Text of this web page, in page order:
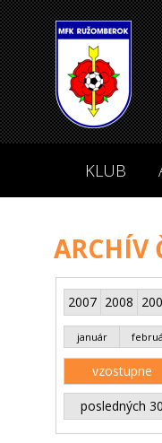
KLUB
ARCHÍV
2007 2008
január
vzostupne
posledných 30